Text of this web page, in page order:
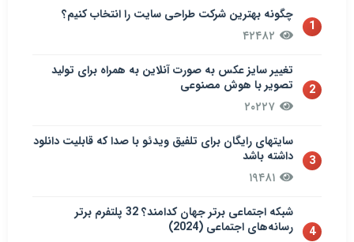
1
چگونه بهترین شرکت طراحی سایت را انتخاب کنیم؟
2
تغییر سایز عکس به صورت آنلاین به همراه برای تولید
تصویر با هوش مصنوعی
۲۰۲۲۷
3
سایتهای رایگان برای تلفیق ویدئو با صدا که قابلیت دانلود
داشته باشد
۱۹۴۸۱
4
شبکه اجتماعی برتر جهان کدامند؟ 32 پلتفرم برتر
رسانه‌های اجتماعی (2024)